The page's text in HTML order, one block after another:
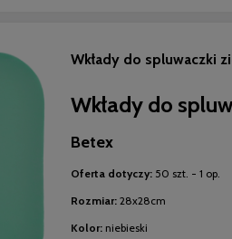
Wkłady do spluwaczki
Wkłady do
Betex
Oferta dotyczy:50 szt. - 1 op.
Rozmiar:28x28cm
Kolor:niebieski